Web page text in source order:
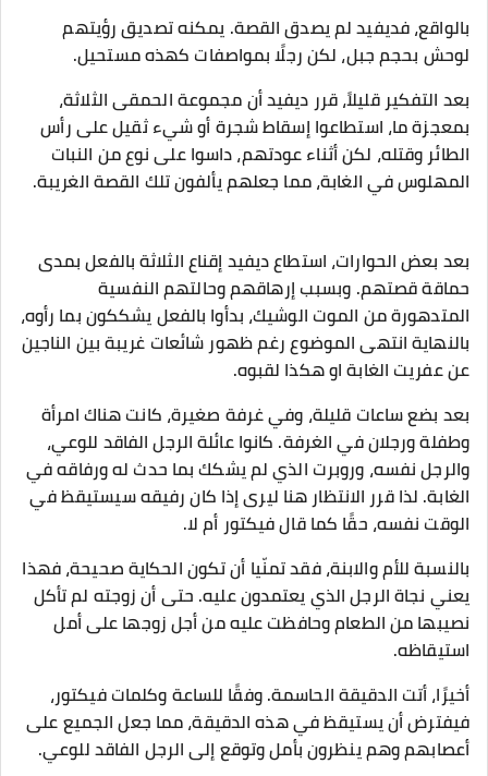
بالواقع، فديفيد لم يصدق القصة. يمكنه تصديق رؤيتهم
لوحش بحجم جبل، لكن رجلًا بمواصفات كهذه مستحيل.
بعد التفكير قليلاً، قرر ديفيد أن مجموعة الحمقى الثلاثة،
بمعجزة ما، استطاعوا إسقاط شجرة أو شيء ثقيل على رأس
الطائر وقتله، لكن أثناء عودتهم، داسوا على نوع من النبات
المهلوس في الغابة، مما جعلهم يألفون تلك القصة الغريبة.
بعد بعض الحوارات، استطاع ديفيد إقناع الثلاثة بالفعل بمدى
حماقة قصتهم. وبسبب إرهاقهم وحالتهم النفسية
المتدهورة من الموت الوشيك، بدأوا بالفعل يشككون بما رأوه،
بالنهاية انتهى الموضوع رغم ظهور شائعات غريبة بين الناجين
عن عفريت الغابة او هكذا لقبوه.
بعد بضع ساعات قليلة، وفي غرفة صغيرة، كانت هناك امرأة
وطفلة ورجلان في الغرفة. كانوا عائلة الرجل الفاقد للوعي،
والرجل نفسه، وروبرت الذي لم يشكك بما حدث له ورفاقه في
الغابة. لذا قرر الانتظار هنا ليرى إذا كان رفيقه سيستيقظ في
الوقت نفسه، حقًا كما قال فيكتور أم لا.
بالنسبة للأم والابنة، فقد تمنّيا أن تكون الحكاية صحيحة، فهذا
يعني نجاة الرجل الذي يعتمدون عليه. حتى أن زوجته لم تأكل
نصيبها من الطعام وحافظت عليه من أجل زوجها على أمل
استيقاظه.
أخيرًا، أتت الدقيقة الحاسمة. وفقًا للساعة وكلمات فيكتور،
فيفترض أن يستيقظ في هذه الدقيقة، مما جعل الجميع على
أعصابهم وهم ينظرون بأمل وتوقع إلى الرجل الفاقد للوعي.